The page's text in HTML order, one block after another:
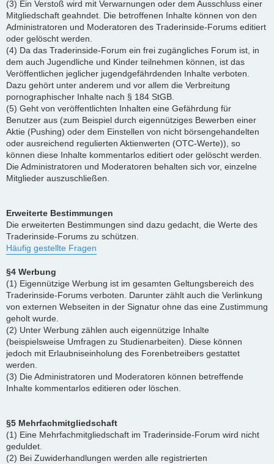
(3) Ein Verstoß wird mit Verwarnungen oder dem Ausschluss einer
Mitgliedschaft geahndet. Die betroffenen Inhalte können von den
Administratoren und Moderatoren des Traderinside-Forums editiert
oder gelöscht werden.
(4) Da das Traderinside-Forum ein frei zugängliches Forum ist, in
dem auch Jugendliche und Kinder teilnehmen können, ist das
Veröffentlichen jeglicher jugendgefährdenden Inhalte verboten.
Dazu gehört unter anderem und vor allem die Verbreitung
pornographischer Inhalte nach § 184 StGB.
(5) Geht von veröffentlichten Inhalten eine Gefährdung für
Benutzer aus (zum Beispiel durch eigennütziges Bewerben einer
Aktie (Pushing) oder dem Einstellen von nicht börsengehandelten
oder ausreichend regulierten Aktienwerten (OTC-Werte)), so
können diese Inhalte kommentarlos editiert oder gelöscht werden.
Die Administratoren und Moderatoren behalten sich vor, einzelne
Mitglieder auszuschließen.
Erweiterte Bestimmungen
Die erweiterten Bestimmungen sind dazu gedacht, die Werte des
Traderinside-Forums zu schützen.
Häufig gestellte Fragen
§4 Werbung
(1) Eigennützige Werbung ist im gesamten Geltungsbereich des
Traderinside-Forums verboten. Darunter zählt auch die Verlinkung
von externen Webseiten in der Signatur ohne das eine Zustimmung
geholt wurde.
(2) Unter Werbung zählen auch eigennützige Inhalte
(beispielsweise Umfragen zu Studienarbeiten). Diese können
jedoch mit Erlaubniseinholung des Forenbetreibers gestattet
werden.
(3) Die Administratoren und Moderatoren können betreffende
Inhalte kommentarlos editieren oder löschen.
§5 Mehrfachmitgliedschaft
(1) Eine Mehrfachmitgliedschaft im Traderinside-Forum wird nicht
geduldet.
(2) Bei Zuwiderhandlungen werden alle registrierten